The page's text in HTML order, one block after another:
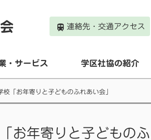
連絡先・交通アクセス
・サービス 学区社協の紹介
「お年寄りと子どものふれあい会」
お年寄りと子どものふ